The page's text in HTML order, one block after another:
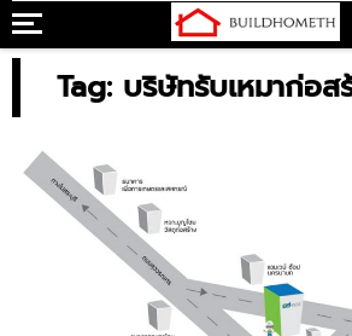
Tag: บริษัทรับเหมาก่อส